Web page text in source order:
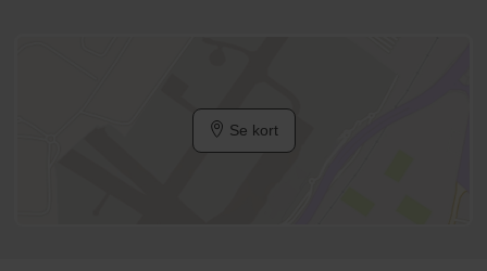
Se kort